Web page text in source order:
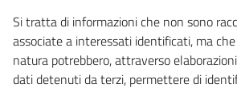
Si tratta di informazioni che non sono
associate a interessati identificati, ma
natura potrebbero, attraverso
dati detenuti da terzi, permettere di